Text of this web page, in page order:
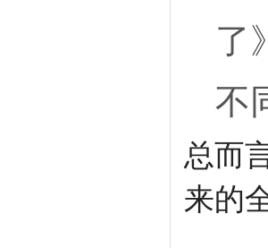
了
不
总而
来的